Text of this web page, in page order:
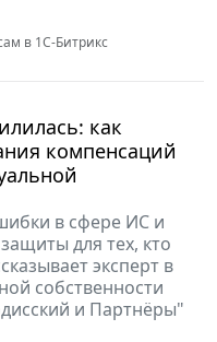
когда
в НДФЛ